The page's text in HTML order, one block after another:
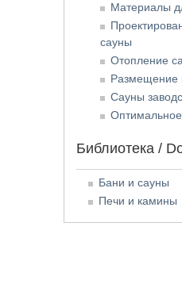
Материалы
сауны
Отопление
Размещение
Сауны
Библиотека /
Бани и сауны
Печи и камины